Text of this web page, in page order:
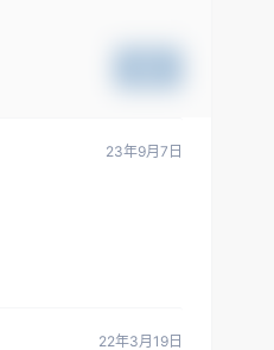
23年9月7日
22年3月19日